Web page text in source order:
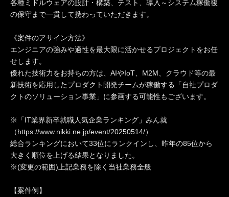
各種ミドルウェアの設計・構築、テスト、導入～システム稼働後
の保守まで一貫して携わっていただきます。
《案件のアサイン方法》
エンジニアの強みや適性を最大限に活かせるプロジェクトをお任
せします。
優れた技術力をお持ちの方は、AIやIoT、M2M、クラウド等の最
新技術を応用したプロダクト開発チームが稼働する「自社プロダ
クトのソリューション事業」に参画する可能性もございます。
※「IT業界新卒就職人気企業ランキング」みん就
（https://www.nikki.ne.jp/event/20250514/）
総合ランキングにおいて33位にランクインし、昨年の85位から
大きく順位を上げる結果となりました。
※(変更の範囲)上記業務を除く当社業務全般
【案件例】